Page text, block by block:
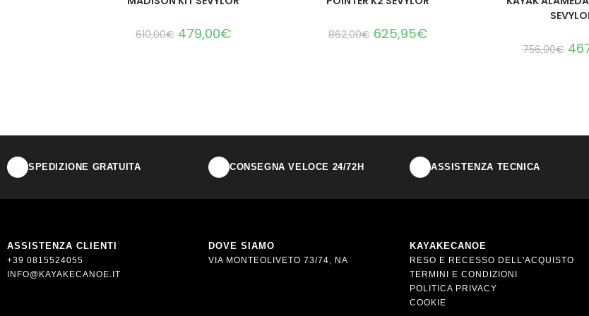
610,00€ 479,00€ 862,00€ 625,95€
756,00€
SPEDIZIONE GRATUITA CONSEGNA VELOCE 24/72H ASSISTENZA TECNICA
ASSISTENZA CLIENTI
+39 0815524055
INFO@KAYAKECANOE.IT
DOVE SIAMO
VIA MONTEOLIVETO 73/74, NA
KAYAKECANOE
RESO E RECESSO DELL'ACQUISTO
TERMINI E CONDIZIONI
POLITICA PRIVACY
COOKIE